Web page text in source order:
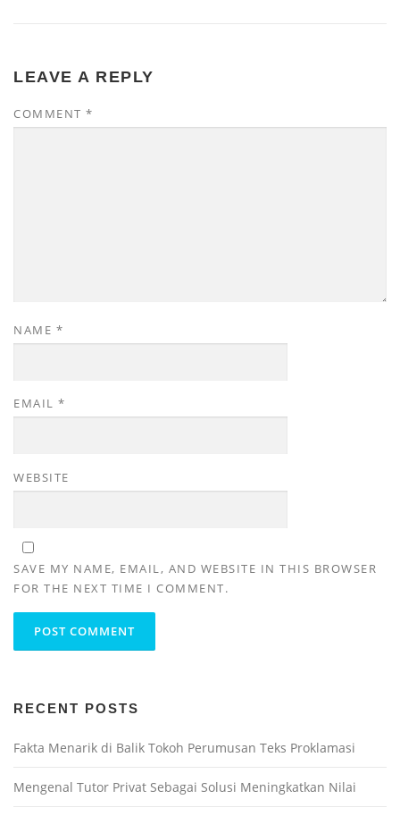
LEAVE A REPLY
COMMENT *
NAME *
EMAIL *
WEBSITE
SAVE MY NAME, EMAIL, AND WEBSITE IN THIS BROWSER
FOR THE NEXT TIME I COMMENT.
RECENT POSTS
Fakta Menarik di Balik Tokoh Perumusan Teks Proklamasi
Mengenal Tutor Privat Sebagai Solusi Meningkatkan Nilai